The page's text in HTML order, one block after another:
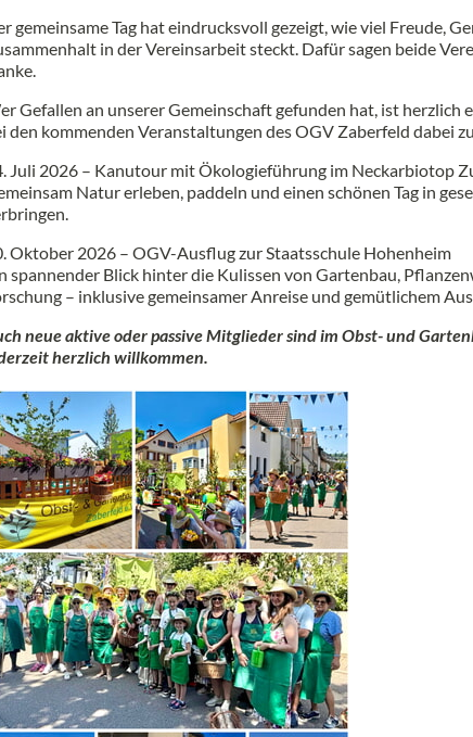
gemeinsame Tag hat eindrucksvoll gezeigt, wie viel Freude,
in der Vereinsarbeit steckt. Dafür sagen beide
Gefallen an unserer Gemeinschaft gefunden hat, ist herzlich
den kommenden Veranstaltungen des OGV Zaberfeld dabei
Juli 2026 – Kanutour mit Ökologieführung im Neckarbiotop
Natur erleben, paddeln und einen schönen Tag in
Oktober 2026 – OGV-Ausflug zur Staatsschule Hohenheim
spannender Blick hinter die Kulissen von Gartenbau,
– inklusive gemeinsamer Anreise und gemütlichem
neue aktive oder passive Mitglieder sind im Obst- und
herzlich willkommen.